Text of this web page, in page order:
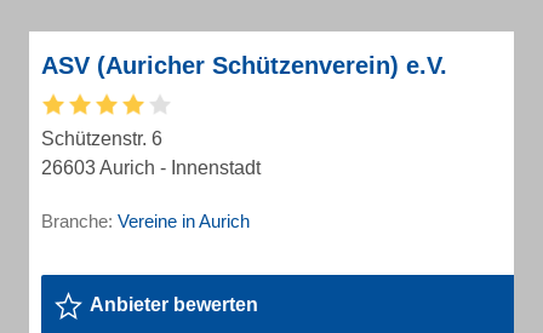
ASV (Auricher Schützenverein) e.V.
Schützenstr. 6
26603 Aurich - Innenstadt
Branche: Vereine in Aurich
Anbieter bewerten